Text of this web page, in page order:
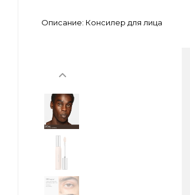
Описание: Консилер для лица